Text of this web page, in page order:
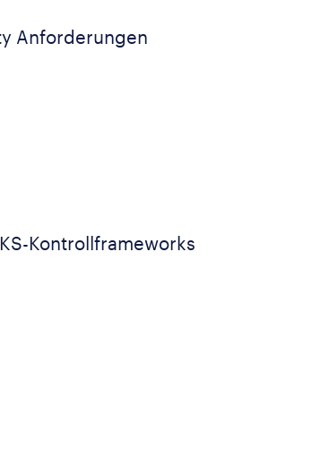
Anforderungen
Kontrollframeworks